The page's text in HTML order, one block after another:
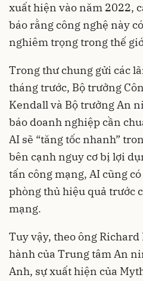
xuất hiện vào năm 2022,
báo rằng công nghệ này
nghiêm trọng trong thế
Trong thư chung gửi các
tháng trước, Bộ trưởng
Kendall và Bộ trưởng An
báo doanh nghiệp cần
AI sẽ “tăng tốc nhanh”
bên cạnh nguy cơ bị lợi
tấn công mạng, AI cũng
phòng thủ hiệu quả trước
mạng.
Tuy vậy, theo ông
hành của Trung tâm An
Anh, sự xuất hiện của